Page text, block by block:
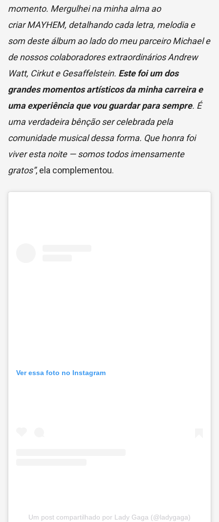
momento. Mergulhei na minha alma ao
criar MAYHEM, detalhando cada letra, melodia e
som deste álbum ao lado do meu parceiro Michael e
de nossos colaboradores extraordinários Andrew
Watt, Cirkut e Gesaffelstein. Este foi um dos
grandes momentos artísticos da minha carreira e
uma experiência que vou guardar para sempre. É
uma verdadeira bênção ser celebrada pela
comunidade musical dessa forma. Que honra foi
viver esta noite — somos todos imensamente
gratos”, ela complementou.
Ver essa foto no Instagram
Um post compartilhado por Lady Gaga (@ladygaga)